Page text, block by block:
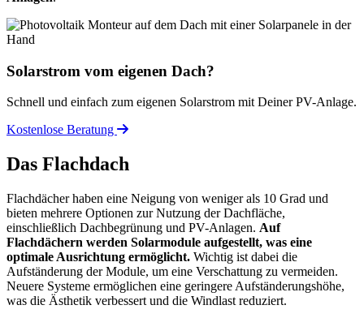
Solarstrom vom eigenen Dach?
Schnell und einfach zum eigenen Solarstrom mit Deiner PV-Anlage.
Kostenlose Beratung
Das Flachdach
Flachdächer haben eine Neigung von weniger als 10 Grad und
bieten mehrere Optionen zur Nutzung der Dachfläche,
einschließlich Dachbegrünung und PV-Anlagen. Auf
Flachdächern werden Solarmodule aufgestellt, was eine
optimale Ausrichtung ermöglicht. Wichtig ist dabei die
Aufständerung der Module, um eine Verschattung zu vermeiden.
Neuere Systeme ermöglichen eine geringere Aufständerungshöhe,
was die Ästhetik verbessert und die Windlast reduziert.